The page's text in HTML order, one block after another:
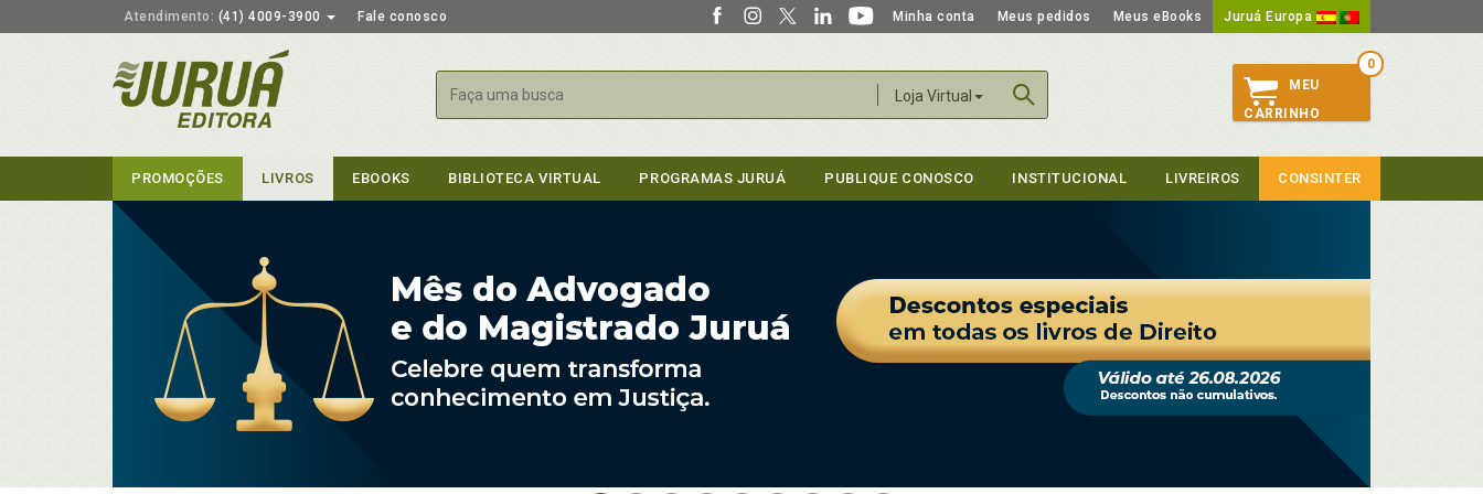
Atendimento: (41) 4009-3900 Fale conosco Minha conta Meus pedidos Meus eBooks Juruá Europa
Loja Virtual
Buscar
0
MEU
CARRINHO
PROMOÇÕES LIVROS EBOOKS BIBLIOTECA VIRTUAL PROGRAMAS JURUÁ PUBLIQUE CONOSCO INSTITUCIONAL LIVREIROS CONSINTER